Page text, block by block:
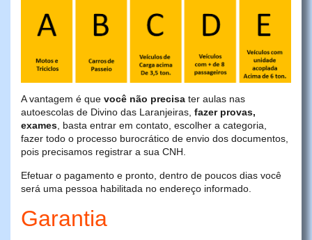
A vantagem é que você não precisa ter aulas nas
autoescolas de Divino das Laranjeiras, fazer provas,
exames, basta entrar em contato, escolher a categoria,
fazer todo o processo burocrático de envio dos documentos,
pois precisamos registrar a sua CNH.
Efetuar o pagamento e pronto, dentro de poucos dias você
será uma pessoa habilitada no endereço informado.
Garantia